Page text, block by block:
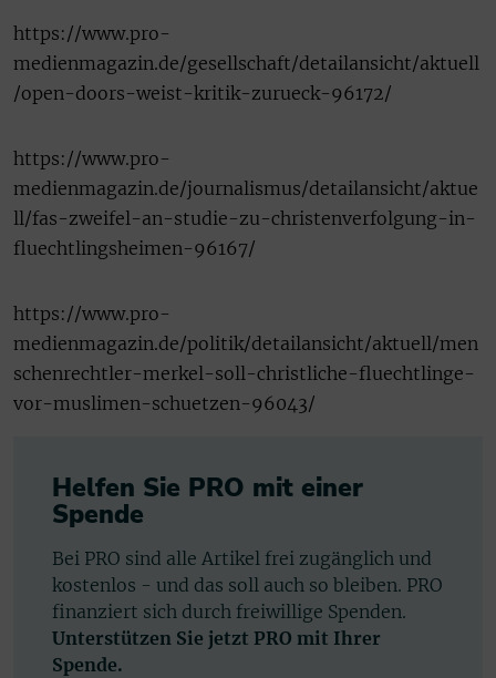
https://www.pro-
medienmagazin.de/gesellschaft/detailansicht/aktuell
/open-doors-weist-kritik-zurueck-96172/
https://www.pro-
medienmagazin.de/journalismus/detailansicht/aktue
ll/fas-zweifel-an-studie-zu-christenverfolgung-in-
fluechtlingsheimen-96167/
https://www.pro-
medienmagazin.de/politik/detailansicht/aktuell/men
schenrechtler-merkel-soll-christliche-fluechtlinge-
vor-muslimen-schuetzen-96043/
Helfen Sie PRO mit einer
Spende
Bei PRO sind alle Artikel frei zugänglich und
kostenlos - und das soll auch so bleiben. PRO
finanziert sich durch freiwillige Spenden.
Unterstützen Sie jetzt PRO mit Ihrer
Spende.